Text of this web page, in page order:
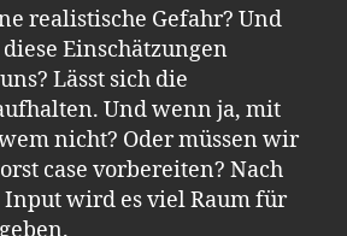
realistische Gefahr? Und
Einschätzungen
Lässt sich die
Und wenn ja, mit
nicht? Oder müssen wir
case vorbereiten? Nach
wird es viel Raum für